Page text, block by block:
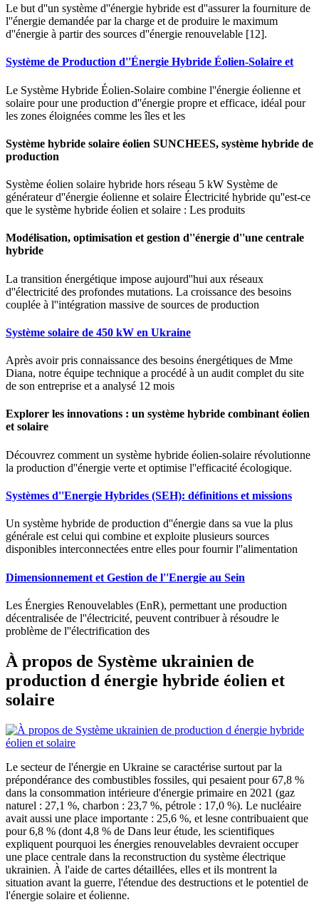
Le but d''un système d''énergie hybride est d''assurer la fourniture de
l''énergie demandée par la charge et de produire le maximum
d''énergie à partir des sources d''énergie renouvelable [12].
Système de Production d''Énergie Hybride Éolien-Solaire et
Le Système Hybride Éolien-Solaire combine l''énergie éolienne et
solaire pour une production d''énergie propre et efficace, idéal pour
les zones éloignées comme les îles et les
Système hybride solaire éolien SUNCHEES, système hybride de
production
Système éolien solaire hybride hors réseau 5 kW Système de
générateur d''énergie éolienne et solaire Électricité hybride qu''est-ce
que le système hybride éolien et solaire : Les produits
Modélisation, optimisation et gestion d''énergie d''une centrale
hybride
La transition énergétique impose aujourd''hui aux réseaux
d''électricité des profondes mutations. La croissance des besoins
couplée à l''intégration massive de sources de production
Système solaire de 450 kW en Ukraine
Après avoir pris connaissance des besoins énergétiques de Mme
Diana, notre équipe technique a procédé à un audit complet du site
de son entreprise et a analysé 12 mois
Explorer les innovations : un système hybride combinant éolien
et solaire
Découvrez comment un système hybride éolien-solaire révolutionne
la production d''énergie verte et optimise l''efficacité écologique.
Systèmes d''Energie Hybrides (SEH): définitions et missions
Un système hybride de production d''énergie dans sa vue la plus
générale est celui qui combine et exploite plusieurs sources
disponibles interconnectées entre elles pour fournir l''alimentation
Dimensionnement et Gestion de l''Energie au Sein
Les Énergies Renouvelables (EnR), permettant une production
décentralisée de l''électricité, peuvent contribuer à résoudre le
problème de l''électrification des
À propos de Système ukrainien de
production d énergie hybride éolien et
solaire
Le secteur de l'énergie en Ukraine se caractérise surtout par la
prépondérance des combustibles fossiles, qui pesaient pour 67,8 %
dans la consommation intérieure d'énergie primaire en 2021 (gaz
naturel : 27,1 %, charbon : 23,7 %, pétrole : 17,0 %). Le nucléaire
avait aussi une place importante : 25,6 %, et lesne contribuaient que
pour 6,8 % (dont 4,8 % de Dans leur étude, les scientifiques
expliquent pourquoi les énergies renouvelables devraient occuper
une place centrale dans la reconstruction du système électrique
ukrainien. À l'aide de cartes détaillées, elles et ils montrent la
situation avant la guerre, l'étendue des destructions et le potentiel de
l'énergie solaire et éolienne.